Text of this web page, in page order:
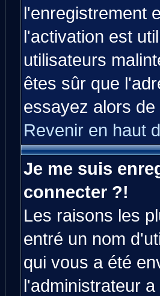
l'enregistrement
l'activation est
utilisateurs
êtes sûr que
essayez alors
Revenir en haut
Je me suis
connecter ?!
Les raisons les
entré un nom
qui vous a été
l'administrateur